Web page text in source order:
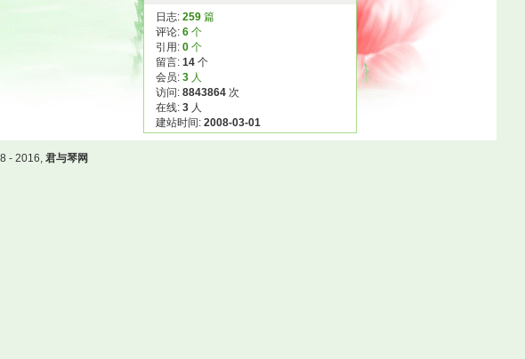
日志: 259篇
评论: 6个
引用: 0个
留言: 14个
会员: 3人
访问: 8843864次
在线: 3人
建站时间: 2008-03-01
- 2016, 君与琴网